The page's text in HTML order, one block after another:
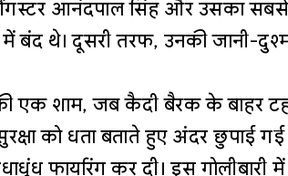
आनंदपाल सिंह और उसका सबसे
बंद थे। दूसरी तरफ, उनकी जानी-
एक शाम, जब कैदी बैरक के बाहर
को धता बताते हुए अंदर छुपाई
फायरिंग कर दी। इस